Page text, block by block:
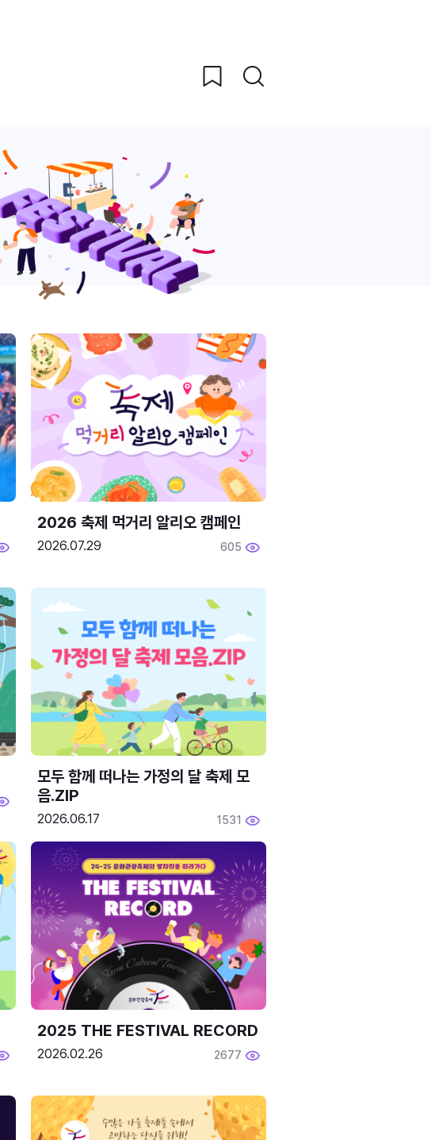
2026 축제 먹거리 알리오 캠페인
2026.07.29 605
모두 함께 떠나는 가정의 달 축제 모
음.ZIP
2026.06.17 1531
2025 THE FESTIVAL RECORD
2026.02.26 2677